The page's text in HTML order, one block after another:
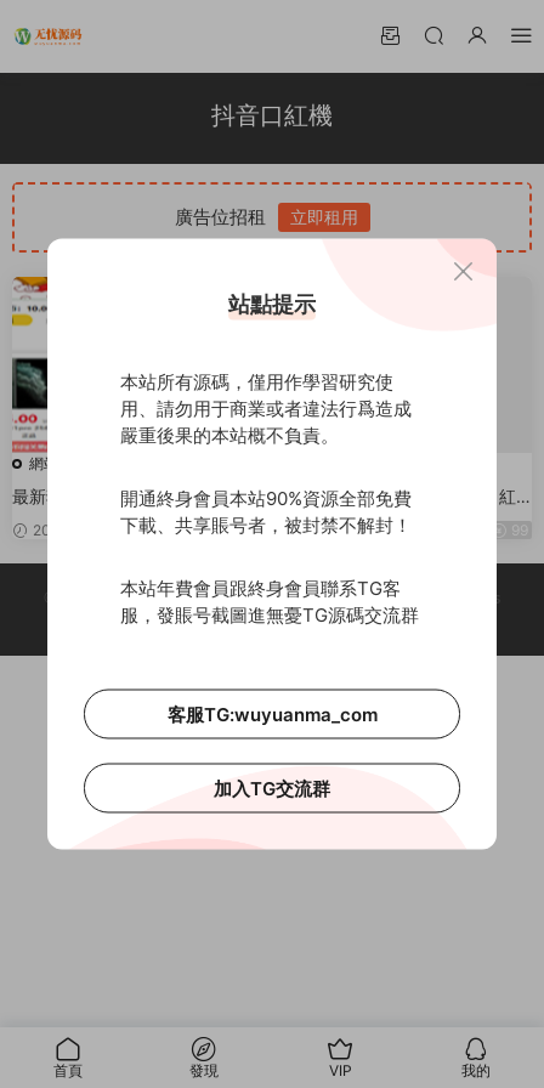
抖音口紅機
廣告位招租 立即租用
網站源碼
最新獨立版抖音口紅機全解密全
修複版本+對接Z支付+視頻教程
2022-03-03 80
仿駿飛幸運闖關公衆号抖音口紅
機源碼，帶個人免簽第三方支付
2020-03-29
© 2018-2026 Theme by - 無憂源碼 & Wuyuanma.Com Theme. All rights
reserved
首頁 發現 VIP 我的
站點提示
本站所有源碼，僅用作學習研究使
用、請勿用于商業或者違法行爲造成
嚴重後果的本站概不負責。
開通終身會員本站90%資源全部免費
下載、共享賬号者，被封禁不解封！
本站年費會員跟終身會員聯系TG客
服，發賬号截圖進無憂TG源碼交流群
客服TG:wuyuanma_com
加入TG交流群